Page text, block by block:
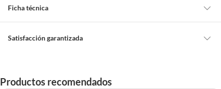
Ficha técnica
Marca
Satisfacción garantizada
Todas las compras que realices en Sodimac están sujetas al beneficio de
Satisfacción garantizada. Esto significa que, si no te gustó el producto
Productos recomendados